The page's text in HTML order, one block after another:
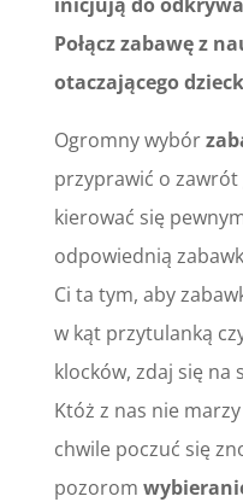
Połącz zabawę z
otaczającego
Ogromny wybór
przyprawić o zawrót
kierować się
odpowiednią
Ci ta tym, aby
w kąt przytulanką
klocków, zdaj się na
Któż z nas nie
chwile poczuć się
pozorom